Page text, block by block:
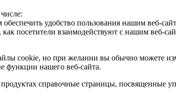
удобство пользования нашим веб-
посетители взаимодействуют с нашим веб-
cookie, но при желании вы обычно можете
функции нашего веб-сайта.
справочные страницы, посвященные